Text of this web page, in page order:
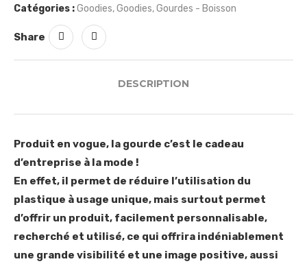
Catégories :Goodies,Goodies,Gourdes - Boisson
Share
DESCRIPTION
Produit en vogue, la gourde c’est le cadeau
d’entreprise à la mode !
En effet, il permet de réduire l’utilisation du
plastique à usage unique, mais surtout permet
d’offrir un produit, facilement personnalisable,
recherché et utilisé, ce qui offrira indéniablement
une grande visibilité et une image positive, aussi